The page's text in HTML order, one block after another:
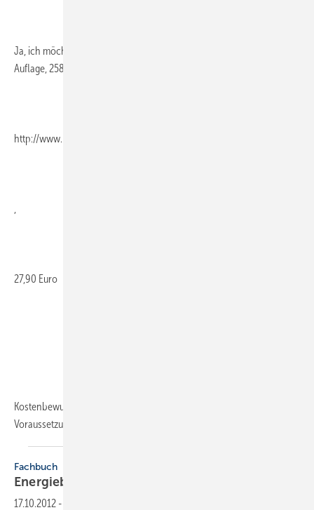
Ja, ich möchte die Kosten senken – aber richtig!, Tino Künzel, 3.
Auflage, 258 Seiten, ISBN 978-3-8448-4679-9, Books on Demand,
http://www.business-administrator.de
27,90 Euro
Kostenbewusstes Denken und Handeln sind wichtige
Voraussetzungen
Fachbuch
Energieberatung
17.10.2012 -